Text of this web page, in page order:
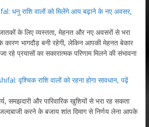
धनु राशि वालों को मिलेंगे आय बढ़ाने के नए अवसर,
के लिए व्यस्तता, मेहनत और नए अवसरों से भरा
कारण भागदौड़ बनी रहेगी, लेकिन आपकी मेहनत बेकार
रहे प्रयासों का सकारात्मक परिणाम मिलने की संभावना
वृश्चिक राशि वालों को रहना होगा सावधान, पढ़ें
समझदारी और पारिवारिक खुशियों से भरा रह सकता
करने के बजाय शांत दिमाग से निर्णय लेना आपके